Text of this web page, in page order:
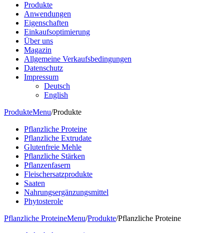
Produkte
Anwendungen
Eigenschaften
Einkaufsoptimierung
Über uns
Magazin
Allgemeine Verkaufsbedingungen
Datenschutz
Impressum
Deutsch
English
ProdukteMenu/Produkte
Pflanzliche Proteine
Pflanzliche Extrudate
Glutenfreie Mehle
Pflanzliche Stärken
Pflanzenfasern
Fleischersatzprodukte
Saaten
Nahrungsergänzungsmittel
Phytosterole
Pflanzliche ProteineMenu/Produkte/Pflanzliche Proteine